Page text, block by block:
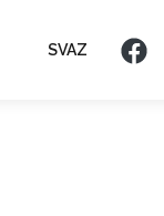
SVAZ